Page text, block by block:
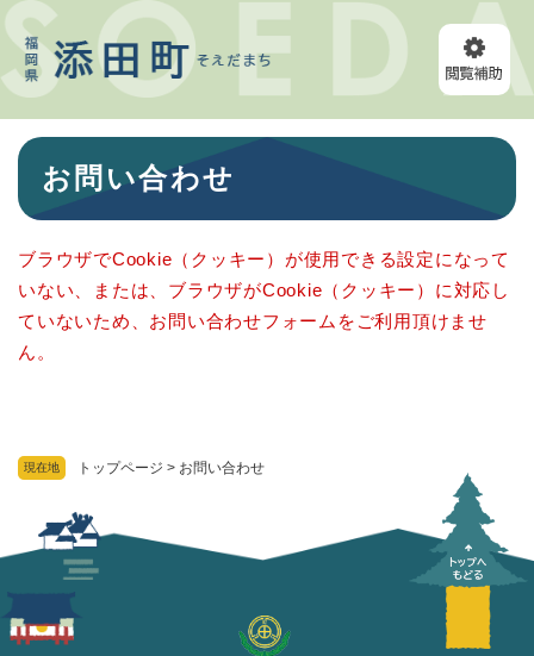
ペ
ー
の
メニューを飛ばして本文へ
現在地 トップページ > お問い合わせ
本
お問い合わせ
ブラウザでCookie（クッキー）が使用できる設定になって
いない、または、ブラウザがCookie（クッキー）に対応し
ていないため、お問い合わせフォームをご利用頂けませ
ん。